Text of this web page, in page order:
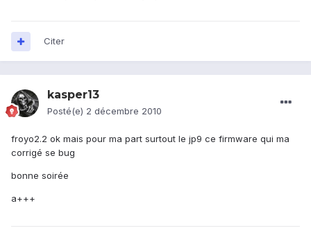
Citer
kasper13
Posté(e) 2 décembre 2010
froyo2.2 ok mais pour ma part surtout le jp9 ce firmware qui ma
corrigé se bug
bonne soirée
a+++